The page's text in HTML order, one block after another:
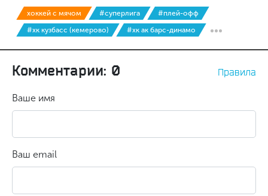
хоккей с мячом #суперлига
#плей-офф
#хк кузбасс (кемерово)
#хк ак барс-динамо
Комментарии: 0 Правила
Ваше имя
Ваш email